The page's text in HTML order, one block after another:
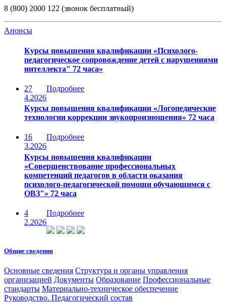
8 (800) 2000 122 (звонок бесплатный)
Анонсы
Курсы повышения квалификации «Психолого-
педагогическое сопровождение детей с нарушениями
интеллекта" 72 часа»
27
4.2026
Подробнее
Курсы повышения квалификации «Логопедические
технологии коррекции звукопроизношения» 72 часа
16
3.2026
Подробнее
Курсы повышения квалификации
«Совершенствование профессиональных
компетенций педагогов в области оказания
психолого-педагогической помощи обучающимся с
ОВЗ"» 72 часа
4
2.2026
Подробнее
Общие сведения
Основные сведения Структура и органы управления
организацией Документы Образование Профессиональные
стандарты Материально-техническое обеспечение
Руководство. Педагогический состав